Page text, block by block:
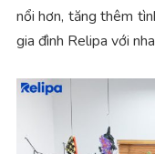
nổi hơn, tăng thêm
gia đình Relipa với